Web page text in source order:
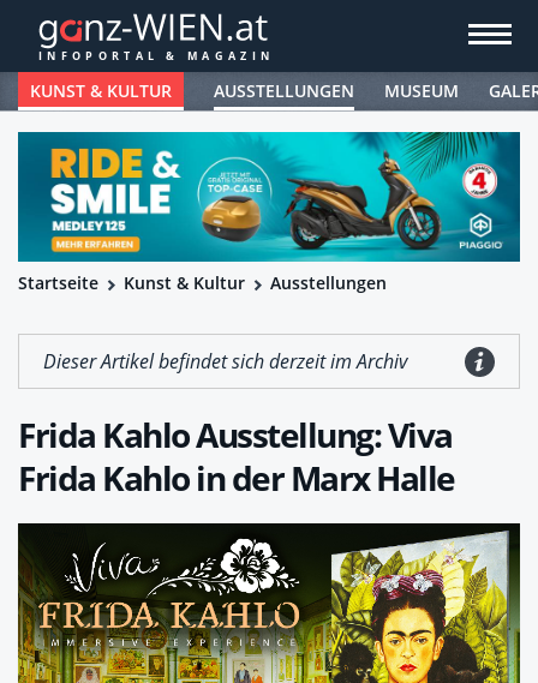
KUNST & KULTUR AUSSTELLUNGEN MUSEUM
Startseite Kunst & Kultur Ausstellungen
Dieser Artikel befindet sich derzeit im Archiv
Frida Kahlo Ausstellung: Viva
Frida Kahlo in der Marx Halle